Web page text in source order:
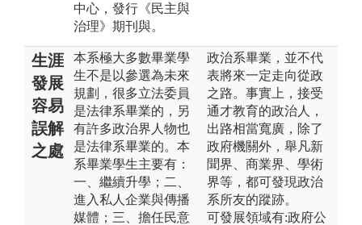
中心，發行《民主與
治理》期刊與。
生涯
發展
容易
誤解
之處
本系極大多數畢業學
生不是以參選為未來
規劃，很多立法委員
是法律系畢業的，另
有許多政治界人物也
是法律系畢業的。本
系畢業學生主要有：
一、繼續升學；二、
進入私人企業與傳播
媒體；三、擔任民意
政治系畢業，並不代
表將來一定走向從政
之路。事實上，接受
通才教育的政治人，
出路相當寬廣，除了
政府機關外，舉凡新
聞界、商業界、學術
界等，都可發現政治
系所友的蹤跡。
可發展領域有:政府公